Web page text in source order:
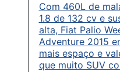
Com 460L de
1.8 de 132 cv e
alta, Fiat Palio
Adventure 2015
mais espaço e
que muito SUV